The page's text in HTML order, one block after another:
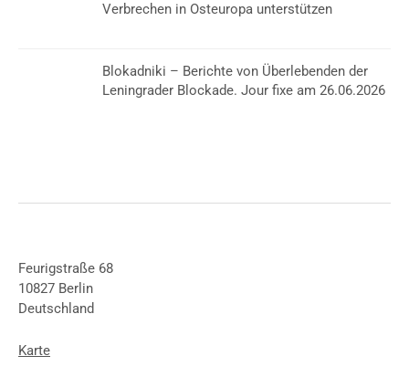
Verbrechen in Osteuropa unterstützen
Blokadniki – Berichte von Überlebenden der
Leningrader Blockade. Jour fixe am 26.06.2026
Feurigstraße 68
10827 Berlin
Deutschland
Karte